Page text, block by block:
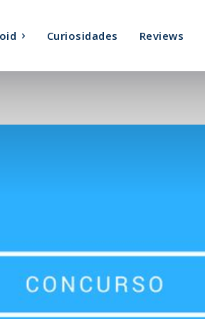
Curiosidades Reviews